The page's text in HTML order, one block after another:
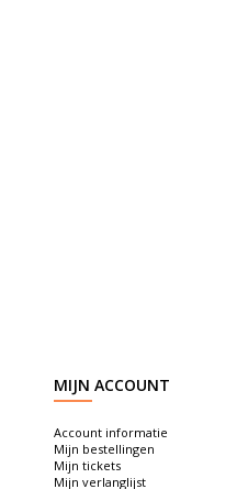
MIJN ACCOUNT
Account informatie
Mijn bestellingen
Mijn tickets
Mijn verlanglijst